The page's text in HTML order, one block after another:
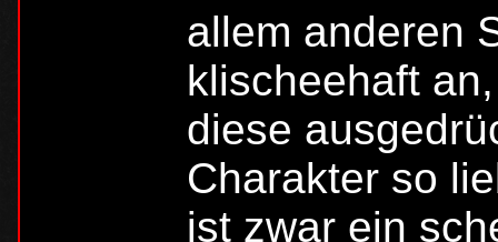
allem anderen
klischeehaft
diese
Charakter so
ist zwar ein